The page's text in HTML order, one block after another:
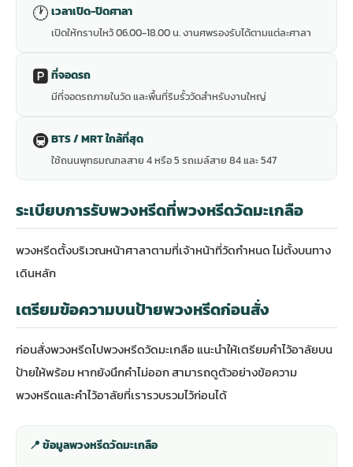
🕐 เวลาเปิด-ปิดศาลา
เปิดให้กราบไหว้ 06.00-18.00 น. งานศพรองรับได้ตามแต่ละศาลา
🅿️ ที่จอดรถ
มีที่จอดรถภายในวัด และพื้นที่ริมรั้ววัดสำหรับงานใหญ่
🚇BTS / MRT ใกล้ที่สุด
ใช้ถนนพุทธมณฑลสาย 4 หรือ 5 รถเมล์สาย 84 และ 547
ระเบียบการรับพวงหรีดที่พวงหรีดวัดมะเกลือ
พวงหรีดตั้งบริเวณหน้าศาลาตามที่เจ้าหน้าที่วัดกำหนด ไม่ตั้งบนทาง
เดินหลัก
เตรียมข้อความบนป้ายพวงหรีดก่อนสั่ง
ก่อนสั่งพวงหรีดไปพวงหรีดวัดมะเกลือ แนะนำให้เตรียมคำไว้อาลัยบน
ป้ายให้พร้อม หากยังนึกคำไม่ออก สามารถดูตัวอย่างข้อความ
พวงหรีดและคำไว้อาลัยที่เรารวบรวมไว้ก่อนได้
📍 ข้อมูลพวงหรีดวัดมะเกลือ